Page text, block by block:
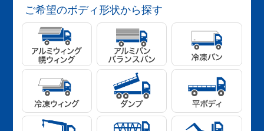
ご希望のボディ形状から探す